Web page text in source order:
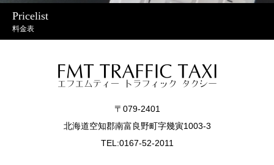
Pricelist
料金表
〒079-2401
北海道空知郡南富良野町字幾寅1003-3
TEL:0167-52-2011